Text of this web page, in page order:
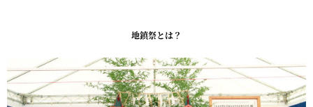
地鎮祭とは？